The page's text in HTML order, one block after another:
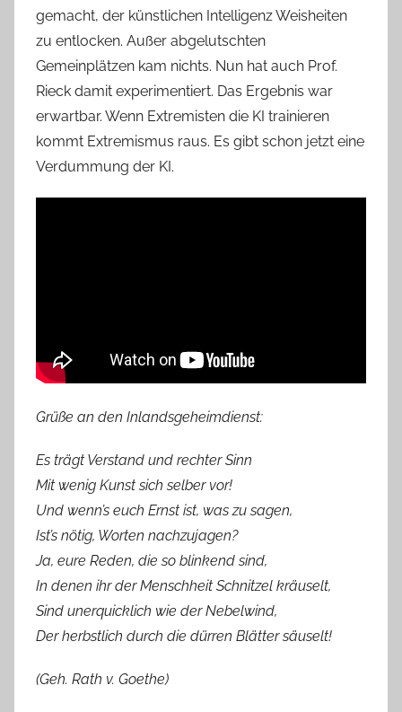
gemacht, der künstlichen Intelligenz Weisheiten
zu entlocken. Außer abgelutschten
Gemeinplätzen kam nichts. Nun hat auch Prof.
Rieck damit experimentiert. Das Ergebnis war
erwartbar. Wenn Extremisten die KI trainieren
kommt Extremismus raus. Es gibt schon jetzt eine
Verdummung der KI.
Grüße an den Inlandsgeheimdienst:
Es trägt Verstand und rechter Sinn
Mit wenig Kunst sich selber vor!
Und wenn’s euch Ernst ist, was zu sagen,
Ist’s nötig, Worten nachzujagen?
Ja, eure Reden, die so blinkend sind,
In denen ihr der Menschheit Schnitzel kräuselt,
Sind unerquicklich wie der Nebelwind,
Der herbstlich durch die dürren Blätter säuselt!
(Geh. Rath v. Goethe)